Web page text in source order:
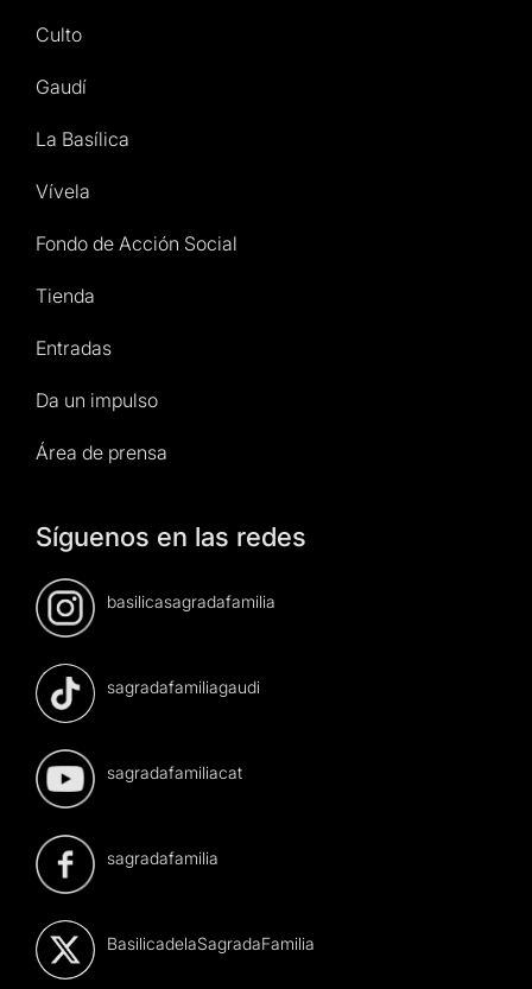
Culto
Gaudí
La Basílica
Vívela
Fondo de Acción Social
Tienda
Entradas
Da un impulso
Área de prensa
Síguenos en las redes
basilicasagradafamilia
sagradafamiliagaudi
sagradafamiliacat
sagradafamilia
BasilicadelaSagradaFamilia